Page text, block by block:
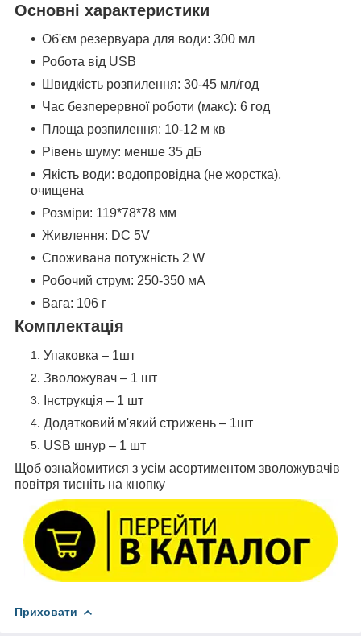
Основні характеристики
Об'єм резервуара для води: 300 мл
Робота від USB
Швидкість розпилення: 30-45 мл/год
Час безперервної роботи (макс): 6 год
Площа розпилення: 10-12 м кв
Рівень шуму: менше 35 дБ
Якість води: водопровідна (не жорстка),
очищена
Розміри: 119*78*78 мм
Живлення: DC 5V
Споживана потужність 2 W
Робочий струм: 250-350 мА
Вага: 106 г
Комплектація
Упаковка – 1шт
Зволожувач – 1 шт
Інструкція – 1 шт
Додатковий м'який стрижень – 1шт
USB шнур – 1 шт
Щоб ознайомитися з усім асортиментом зволожувачів
повітря тисніть на кнопку
Приховати